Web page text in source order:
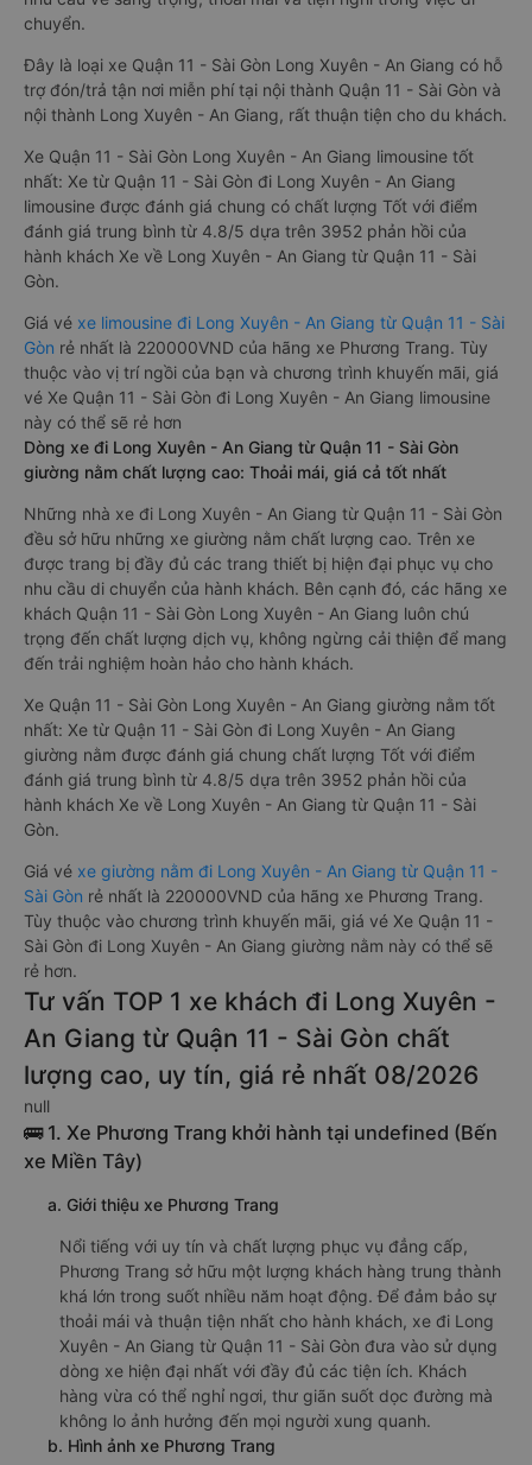
chuyển.
Đây là loại xe Quận 11 - Sài Gòn Long Xuyên - An Giang có hỗ
trợ đón/trả tận nơi miễn phí tại nội thành Quận 11 - Sài Gòn và
nội thành Long Xuyên - An Giang, rất thuận tiện cho du khách.
Xe Quận 11 - Sài Gòn Long Xuyên - An Giang limousine tốt
nhất: Xe từ Quận 11 - Sài Gòn đi Long Xuyên - An Giang
limousine được đánh giá chung có chất lượng Tốt với điểm
đánh giá trung bình từ 4.8/5 dựa trên 3952 phản hồi của
hành khách Xe về Long Xuyên - An Giang từ Quận 11 - Sài
Gòn.
Giá vé xe limousine đi Long Xuyên - An Giang từ Quận 11 - Sài
Gòn rẻ nhất là 220000VND của hãng xe Phương Trang. Tùy
thuộc vào vị trí ngồi của bạn và chương trình khuyến mãi, giá
vé Xe Quận 11 - Sài Gòn đi Long Xuyên - An Giang limousine
này có thể sẽ rẻ hơn
Dòng xe đi Long Xuyên - An Giang từ Quận 11 - Sài Gòn
giường nằm chất lượng cao: Thoải mái, giá cả tốt nhất
Những nhà xe đi Long Xuyên - An Giang từ Quận 11 - Sài Gòn
đều sở hữu những xe giường nằm chất lượng cao. Trên xe
được trang bị đầy đủ các trang thiết bị hiện đại phục vụ cho
nhu cầu di chuyển của hành khách. Bên cạnh đó, các hãng xe
khách Quận 11 - Sài Gòn Long Xuyên - An Giang luôn chú
trọng đến chất lượng dịch vụ, không ngừng cải thiện để mang
đến trải nghiệm hoàn hảo cho hành khách.
Xe Quận 11 - Sài Gòn Long Xuyên - An Giang giường nằm tốt
nhất: Xe từ Quận 11 - Sài Gòn đi Long Xuyên - An Giang
giường nằm được đánh giá chung chất lượng Tốt với điểm
đánh giá trung bình từ 4.8/5 dựa trên 3952 phản hồi của
hành khách Xe về Long Xuyên - An Giang từ Quận 11 - Sài
Gòn.
Giá vé xe giường nằm đi Long Xuyên - An Giang từ Quận 11 -
Sài Gòn rẻ nhất là 220000VND của hãng xe Phương Trang.
Tùy thuộc vào chương trình khuyến mãi, giá vé Xe Quận 11 -
Sài Gòn đi Long Xuyên - An Giang giường nằm này có thể sẽ
rẻ hơn.
Tư vấn TOP 1 xe khách đi Long Xuyên -
An Giang từ Quận 11 - Sài Gòn chất
lượng cao, uy tín, giá rẻ nhất 08/2026
null
🚌 1. Xe Phương Trang khởi hành tại undefined (Bến
xe Miền Tây)
a. Giới thiệu xe Phương Trang
Nổi tiếng với uy tín và chất lượng phục vụ đẳng cấp,
Phương Trang sở hữu một lượng khách hàng trung thành
khá lớn trong suốt nhiều năm hoạt động. Để đảm bảo sự
thoải mái và thuận tiện nhất cho hành khách, xe đi Long
Xuyên - An Giang từ Quận 11 - Sài Gòn đưa vào sử dụng
dòng xe hiện đại nhất với đầy đủ các tiện ích. Khách
hàng vừa có thể nghỉ ngơi, thư giãn suốt dọc đường mà
không lo ảnh hưởng đến mọi người xung quanh.
b. Hình ảnh xe Phương Trang